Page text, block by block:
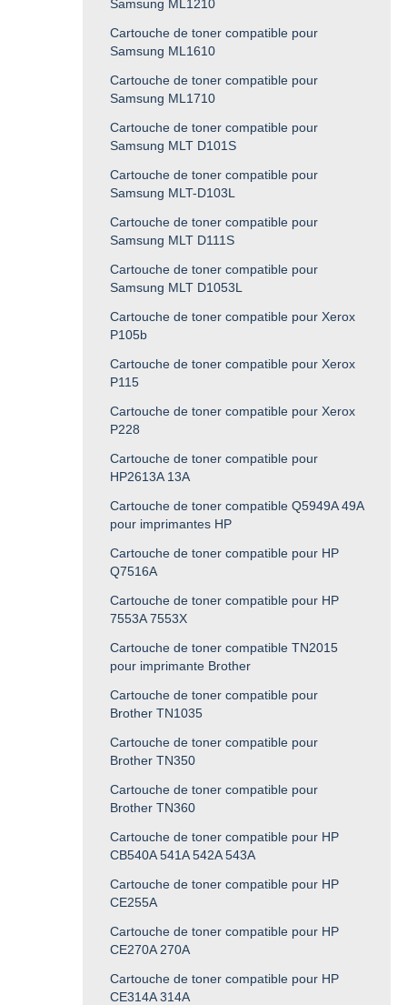
Samsung ML1210
Cartouche de toner compatible pour
Samsung ML1610
Cartouche de toner compatible pour
Samsung ML1710
Cartouche de toner compatible pour
Samsung MLT D101S
Cartouche de toner compatible pour
Samsung MLT-D103L
Cartouche de toner compatible pour
Samsung MLT D111S
Cartouche de toner compatible pour
Samsung MLT D1053L
Cartouche de toner compatible pour Xerox
P105b
Cartouche de toner compatible pour Xerox
P115
Cartouche de toner compatible pour Xerox
P228
Cartouche de toner compatible pour
HP2613A 13A
Cartouche de toner compatible Q5949A 49A
pour imprimantes HP
Cartouche de toner compatible pour HP
Q7516A
Cartouche de toner compatible pour HP
7553A 7553X
Cartouche de toner compatible TN2015
pour imprimante Brother
Cartouche de toner compatible pour
Brother TN1035
Cartouche de toner compatible pour
Brother TN350
Cartouche de toner compatible pour
Brother TN360
Cartouche de toner compatible pour HP
CB540A 541A 542A 543A
Cartouche de toner compatible pour HP
CE255A
Cartouche de toner compatible pour HP
CE270A 270A
Cartouche de toner compatible pour HP
CE314A 314A